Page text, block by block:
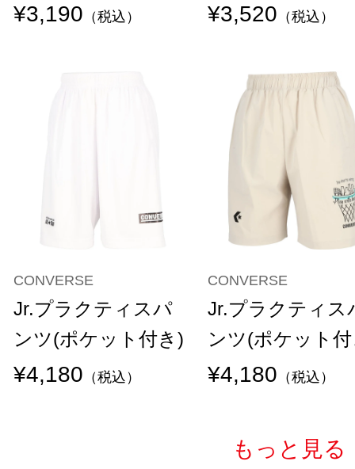
¥3,190 （税込） ¥3,520 （税込）
CONVERSE
Jr.プラクティスパ
ンツ(ポケット付き)
¥4,180 （税込）
CONVERSE
Jr.プラクティス
ンツ(ポケット
¥4,180 （税込）
もっと見る